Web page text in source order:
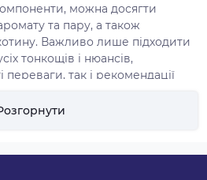
можна досягти
та пару, а також
Важливо лише підходити
тонкощів і нюансів,
так і рекомендації
та їх